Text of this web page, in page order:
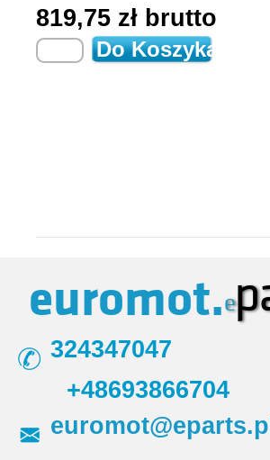
819,75 zł brutto
Do Koszyka
euromot.e
324347047
+48693866704
euromot@eparts.pl